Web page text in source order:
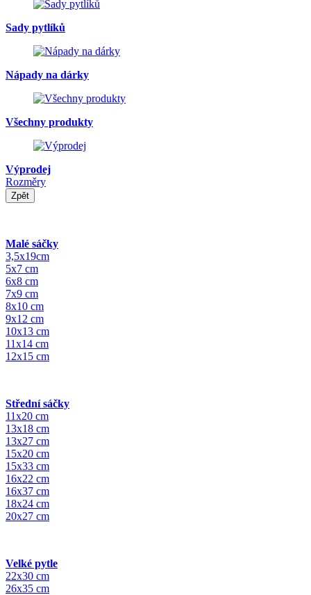
Sady pytlíků
Nápady na dárky
Všechny produkty
Výprodej
Rozměry
Zpět
Malé sáčky
3,5x19cm
5x7 cm
6x8 cm
7x9 cm
8x10 cm
9x12 cm
10x13 cm
11x14 cm
12x15 cm
Střední sáčky
11x20 cm
13x18 cm
13x27 cm
15x20 cm
15x33 cm
16x22 cm
16x37 cm
18x24 cm
20x27 cm
Velké pytle
22x30 cm
26x35 cm